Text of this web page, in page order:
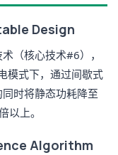
Design
（核心技术#6），
模式下，通过间歇式
时将静态功耗降至
以上。
Algorithm